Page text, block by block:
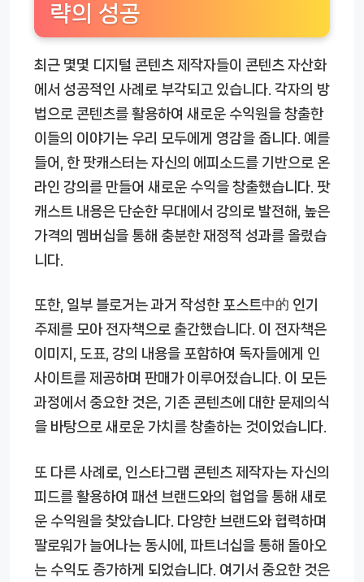
략의 성공
최근 몇몇 디지털 콘텐츠 제작자들이 콘텐츠 자산화
에서 성공적인 사례로 부각되고 있습니다. 각자의 방
법으로 콘텐츠를 활용하여 새로운 수익원을 창출한
이들의 이야기는 우리 모두에게 영감을 줍니다. 예를
들어, 한 팟캐스터는 자신의 에피소드를 기반으로 온
라인 강의를 만들어 새로운 수익을 창출했습니다. 팟
캐스트 내용은 단순한 무대에서 강의로 발전해, 높은
가격의 멤버십을 통해 충분한 재정적 성과를 올렸습
니다.
또한, 일부 블로거는 과거 작성한 포스트中的 인기
주제를 모아 전자책으로 출간했습니다. 이 전자책은
이미지, 도표, 강의 내용을 포함하여 독자들에게 인
사이트를 제공하며 판매가 이루어졌습니다. 이 모든
과정에서 중요한 것은, 기존 콘텐츠에 대한 문제의식
을 바탕으로 새로운 가치를 창출하는 것이었습니다.
또 다른 사례로, 인스타그램 콘텐츠 제작자는 자신의
피드를 활용하여 패션 브랜드와의 협업을 통해 새로
운 수익원을 찾았습니다. 다양한 브랜드와 협력하며
팔로워가 늘어나는 동시에, 파트너십을 통해 돌아오
는 수익도 증가하게 되었습니다. 여기서 중요한 것은